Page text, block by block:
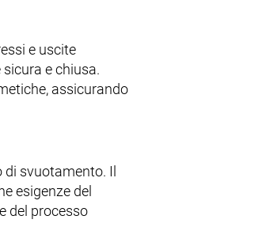
e uscite
e chiusa.
assicurando
di svuotamento. Il
esigenze del
del processo